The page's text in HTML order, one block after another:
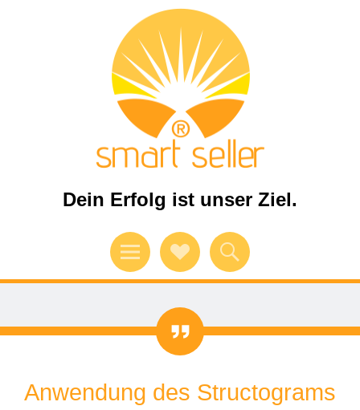
Dein Erfolg ist unser Ziel.
Menü
Verweise
Soziale
Suchen
Zitat
Anwendung des Structograms